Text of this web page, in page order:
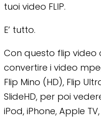
tuoi video FLIP.
E’ tutto.
Con questo flip
convertire i video
Flip Mino (HD), Flip
SlideHD, per poi
iPod, iPhone, Apple